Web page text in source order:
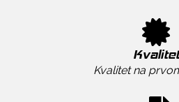
Kvalitet
Kvalitet na